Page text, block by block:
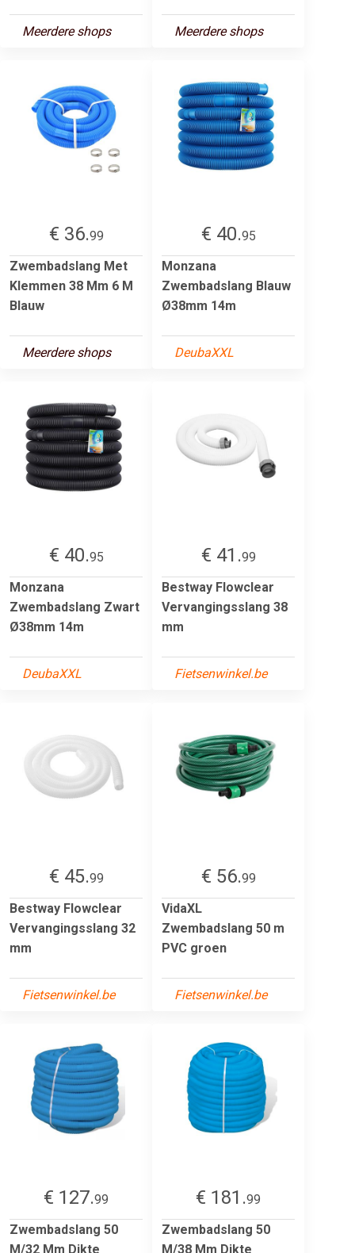
Meerdere shops Meerdere shops
€ 36.99
Zwembadslang Met
Klemmen 38 Mm 6 M
Blauw
Meerdere shops
€ 40.95
Monzana
Zwembadslang Blauw
Ø38mm 14m
DeubaXXL
€ 40.95
Monzana
Zwembadslang Zwart
Ø38mm 14m
DeubaXXL
€ 41.99
Bestway Flowclear
Vervangingsslang 38
mm
Fietsenwinkel.be
€ 45.99
Bestway Flowclear
Vervangingsslang 32
mm
Fietsenwinkel.be
€ 56.99
VidaXL
Zwembadslang 50 m
PVC groen
Fietsenwinkel.be
€ 127.99
Zwembadslang 50
M/32 Mm Dikte
€ 181.99
Zwembadslang 50
M/38 Mm Dikte